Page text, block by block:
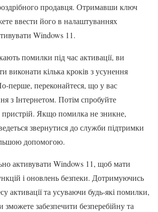
продавця. Отримавши ключ
ввести його в налаштуваннях
Windows 11.
помилки під час активації, ви
виконати кілька кроків з усунення
перше, переконайтеся, що у вас
з Інтернетом. Потім спробуйте
пристрій. Якщо помилка не зникне,
звернутися до служби підтримки
допомогою.
активувати Windows 11, щоб мати
і оновлень безпеки. Дотримуючись
активації та усуваючи будь-які помилки,
забезпечити безперебійну та